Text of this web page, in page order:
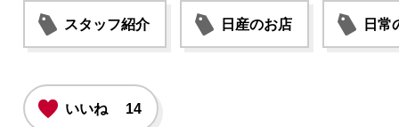
スタッフ紹介 日産のお店 日常
いいね 14